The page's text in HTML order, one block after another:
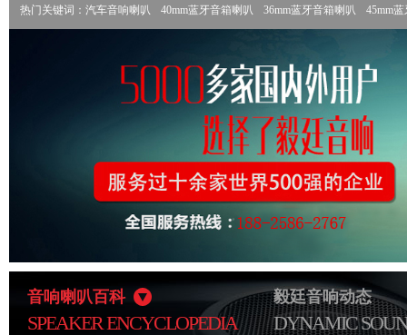
热门关键词： 汽车音响喇叭 40mm蓝牙音箱喇叭 36mm蓝牙音箱喇叭 45mm
音响喇叭百科
SPEAKER ENCYCLOPEDIA
毅廷音响动态
DYNAMIC